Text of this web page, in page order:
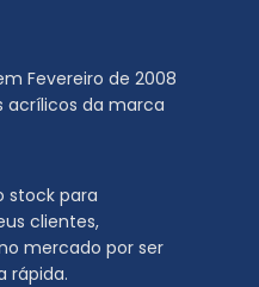
Fevereiro de 2008
acrílicos da marca
stock para
clientes,
mercado por ser
rápida.